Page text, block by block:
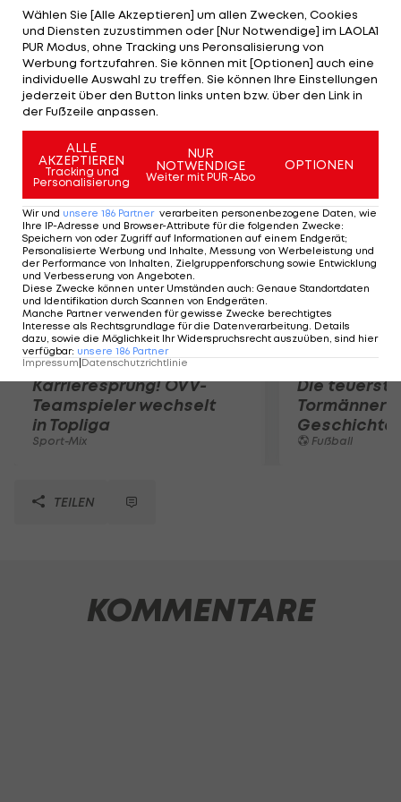
behauptete, der Umbau des Rings werde den
Steuerzahler nichts kosten, entschuldigte sich
deshalb: "Ich bitte um Entschuldigung, dass wir Sie
in eine solche Unsicherheit geführt haben." Wie es
nun mit der F1-Zukunft des Nürburgrings weiter
geht, bleibt weiter unklar.
Mehr zum Thema
Karrieresprung! ÖVV-
Teamspieler wechselt
in Topliga
Sport-Mix
Die
Tormänner
Geschichte
Fußball
TEILEN
KOMMENTARE
Wählen Sie [Alle Akzeptieren] um allen Zwecken, Cookies
und Diensten zuzustimmen oder [Nur Notwendige] im LAOLA1
PUR Modus, ohne Tracking uns Peronsalisierung von
Werbung fortzufahren. Sie können mit [Optionen] auch eine
individuelle Auswahl zu treffen. Sie können Ihre Einstellungen
jederzeit über den Button links unten bzw. über den Link in
der Fußzeile anpassen.
ALLE
AKZEPTIEREN
Tracking und
Personalisierung
NUR
NOTWENDIGE
Weiter mit PUR-Abo
OPTIONEN
Wir und unsere 186 Partner verarbeiten personenbezogene Daten, wie
Ihre IP-Adresse und Browser-Attribute für die folgenden Zwecke:
Speichern von oder Zugriff auf Informationen auf einem Endgerät;
Personalisierte Werbung und Inhalte, Messung von Werbeleistung und
der Performance von Inhalten, Zielgruppenforschung sowie Entwicklung
und Verbesserung von Angeboten.
Diese Zwecke können unter Umständen auch: Genaue Standortdaten
und Identifikation durch Scannen von Endgeräten.
Manche Partner verwenden für gewisse Zwecke berechtigtes
Interesse als Rechtsgrundlage für die Datenverarbeitung. Details
dazu, sowie die Möglichkeit Ihr Widerspruchsrecht auszuüben, sind hier
verfügbar: unsere 186 Partner
Impressum Datenschutzrichtlinie